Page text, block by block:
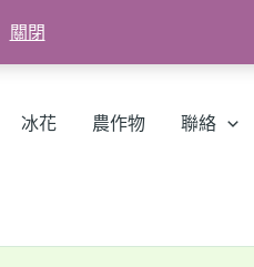
關閉
冰花 農作物 聯絡